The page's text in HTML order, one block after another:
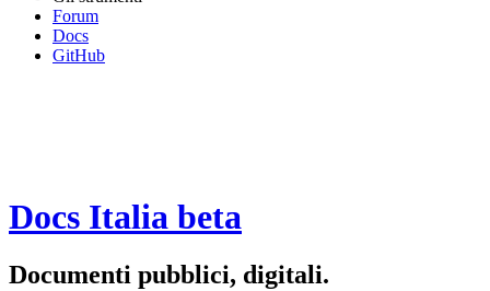
Forum
Docs
GitHub
Docs Italia beta
Documenti pubblici, digitali.